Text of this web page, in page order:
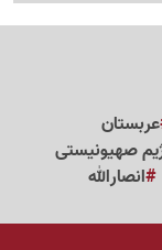
عربستان
صهیونیستی
انصارالله